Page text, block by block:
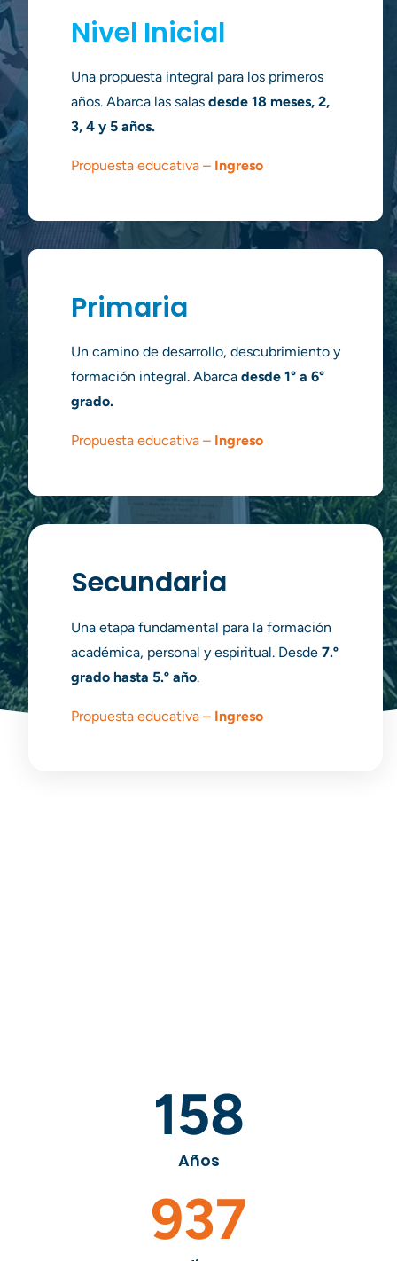
Nivel Inicial
Una propuesta integral para los primeros
años. Abarca las salas desde 18 meses, 2,
3, 4 y 5 años.
Propuesta educativa – Ingreso
Primaria
Un camino de desarrollo, descubrimiento y
formación integral. Abarca desde 1° a 6°
grado.
Propuesta educativa – Ingreso
Secundaria
Una etapa fundamental para la formación
académica, personal y espiritual. Desde 7.º
grado hasta 5.º año.
Propuesta educativa – Ingreso
158
Años
937